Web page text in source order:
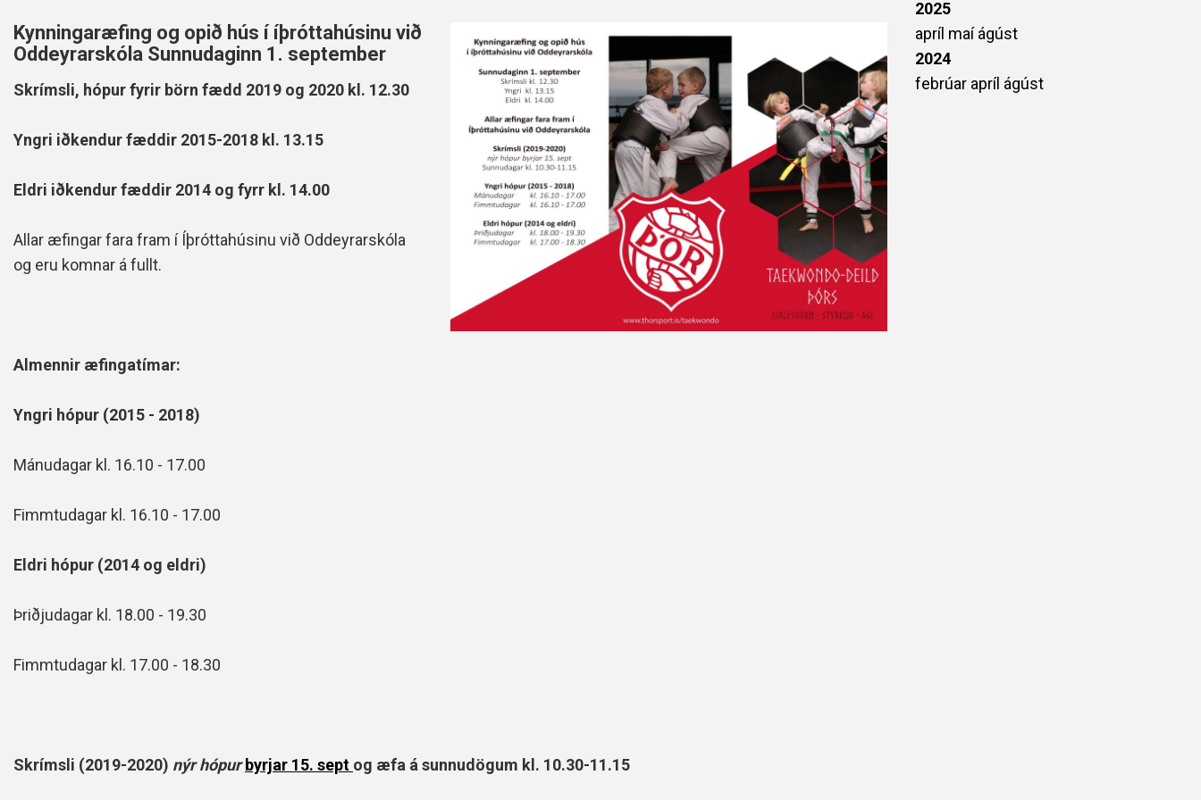
Ársskýrslur
Kynningaræfing og opið hús í íþróttahúsinu við
Oddeyrarskóla Sunnudaginn 1. september
Skrímsli, hópur fyrir börn fædd 2019 og 2020 kl. 12.30
Yngri iðkendur fæddir 2015-2018 kl. 13.15
Eldri iðkendur fæddir 2014 og fyrr kl. 14.00
Allar æfingar fara fram í Íþróttahúsinu við Oddeyrarskóla
og eru komnar á fullt.
Almennir æfingatímar:
Yngri hópur (2015 - 2018)
Mánudagar kl. 16.10 - 17.00
Fimmtudagar kl. 16.10 - 17.00
Eldri hópur (2014 og eldri)
Þriðjudagar kl. 18.00 - 19.30
Fimmtudagar kl. 17.00 - 18.30
Skrímsli (2019-2020) nýr hópur byrjar 15. sept og æfa á sunnudögum kl. 10.30-11.15
2025
apríl maíágúst
2024
febrúar apríl ágúst